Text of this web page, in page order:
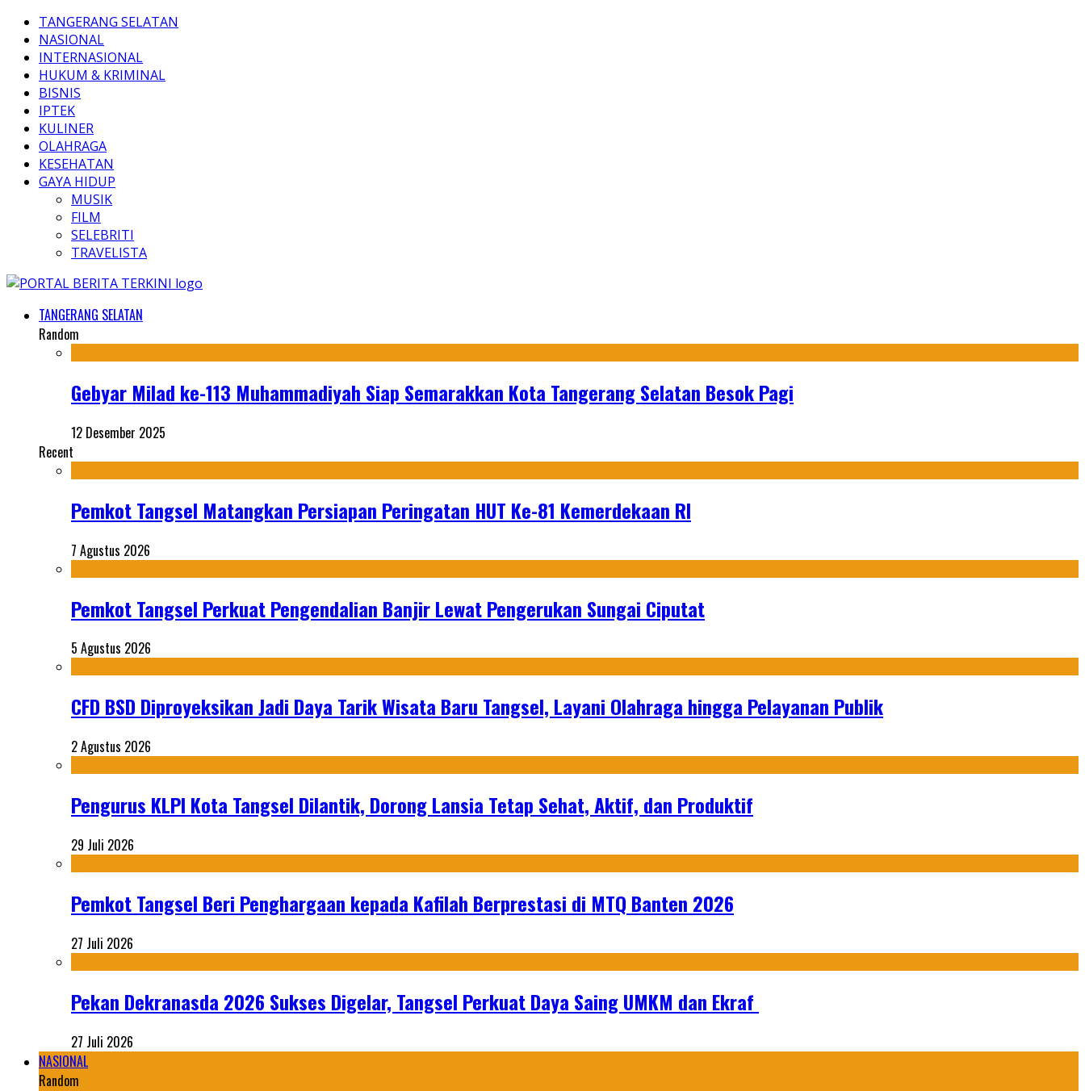
TANGERANG SELATAN
NASIONAL
INTERNASIONAL
HUKUM & KRIMINAL
BISNIS
IPTEK
KULINER
OLAHRAGA
KESEHATAN
GAYA HIDUP
MUSIK
FILM
SELEBRITI
TRAVELISTA
TANGERANG SELATAN
Random
Gebyar Milad ke-113 Muhammadiyah Siap Semarakkan Kota Tangerang Selatan Besok Pagi
12 Desember 2025
Recent
Pemkot Tangsel Matangkan Persiapan Peringatan HUT Ke-81 Kemerdekaan RI
7 Agustus 2026
Pemkot Tangsel Perkuat Pengendalian Banjir Lewat Pengerukan Sungai Ciputat
5 Agustus 2026
CFD BSD Diproyeksikan Jadi Daya Tarik Wisata Baru Tangsel, Layani Olahraga hingga Pelayanan Publik
2 Agustus 2026
Pengurus KLPI Kota Tangsel Dilantik, Dorong Lansia Tetap Sehat, Aktif, dan Produktif
29 Juli 2026
Pemkot Tangsel Beri Penghargaan kepada Kafilah Berprestasi di MTQ Banten 2026
27 Juli 2026
Pekan Dekranasda 2026 Sukses Digelar, Tangsel Perkuat Daya Saing UMKM dan Ekraf
27 Juli 2026
NASIONAL
Random